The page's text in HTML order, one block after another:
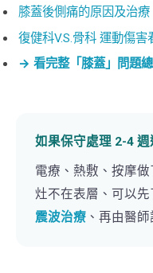
膝蓋後側痛的原因及治療
復健科V.S.骨科 運動傷害
→ 看完整「膝蓋」問題
如果保守處理 2-4 週
電療、熱敷、按摩
灶不在表層、可以先
震波治療 、再由醫